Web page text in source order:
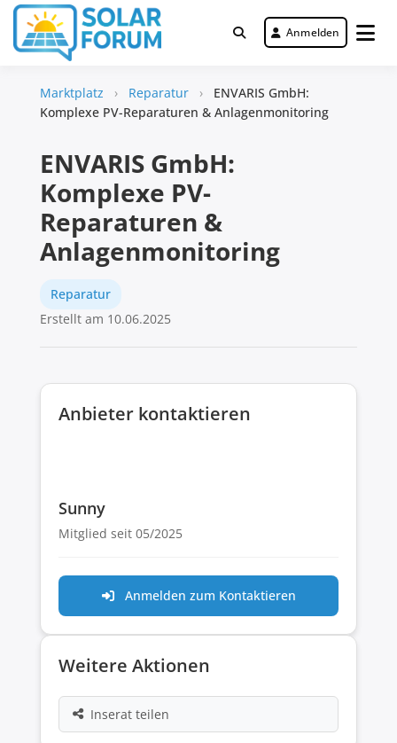
Zum
Inhalt
springen
Solar Forum
Deutschlandweit Nr. 1 Forum für
gewerbliche Solar Investments
Anmelden
Marktplatz › Reparatur ›
ENVARIS GmbH:
Komplexe PV-Reparaturen & Anlagenmonitoring
ENVARIS GmbH:
Komplexe PV-
Reparaturen &
Anlagenmonitoring
Reparatur
Erstellt am 10.06.2025
Anbieter kontaktieren
Sunny
Mitglied seit 05/2025
Anmelden zum Kontaktieren
Weitere Aktionen
Inserat teilen